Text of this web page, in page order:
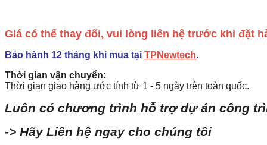
Giá có thể thay đổi, vui lòng liên hệ trước khi đặt
Bảo hành 12 tháng khi mua tại TPNewtech.
Thời gian vận chuyển:
Thời gian giao hàng ước tính từ 1 - 5 ngày trên toàn quốc.
Luôn có chương trình hỗ trợ dự án công
-> Hãy Liên hệ ngay cho chúng tôi